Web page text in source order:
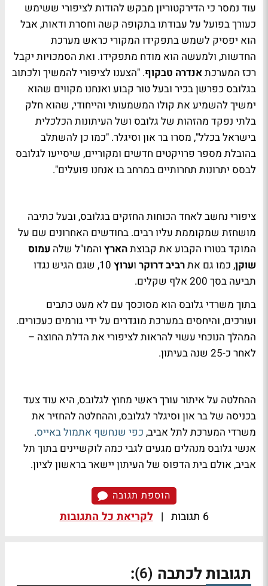
עוד נמסר כי הדירקטוריון מבקש להודות לציפורי ששימש
כעורך בפועל על עבודתו בתקופה קשה וחסרת ודאות, אבל
הוא יפסיק לשמש בתפקידו המקורי כראש מערכת
החדשות, ולמעשה הוא מודח מתפקידו. ואת הסמכויות יקבל
רכז המערכתאנדרה טבקוף. "הצענו לציפורי להמשיך ולכתוב
בגלובס כפרשן בכיר ובעל טור קבוע ואנחנו מקווים שהוא
ימשיך להשמיע את קולו המשמעותי והייחודי, שהוא חלק
בלתי נפקד מהזהות של גלובס ושל העיתונות הכלכלית
בישראל בכלל", מסרו בר און וסיגלר. "כמו כן להשתלב
בהובלת מספר פרויקטים חדשים ומקוריים, שיסייעו לגלובס
לבסס יתרונות תחרותיים במרחב בו אנחנו פועלים".
ציפורי נחשב לאחד הכוחות החזקים בגלובס, ובעל כתיבה
מושחזת שמקוממת עליו רבים. בחודשים האחרונים שם על
המוקד בטורו הקבוע את קבוצתהארץ והמו"ל שלה עמוס
שוקן, כמו גם אתרביב דרוקר וערוץ
10, שגם הגיש נגדו
תביעה בסך 200 אלף שקלים.
בתוך משרדי גלובס הוא מסוכסך עם לא מעט כתבים
ועורכים, והיחסים במערכת מוגדרים על ידי גורמים כעכורים.
המהלך הנוכחי עשוי להראות לציפורי את הדלת החוצה –
לאחר כ-25 שנה בעיתון.
ההחלטה על איתור עורך ראשי מחוץ לגלובס, היא עוד צעד
בכניסה של בר און וסיגלר לגלובס, וההחלטה להחזיר את
משרדי המערכת לתל אביב, כפי שנחשף אתמול באייס.
אנשי גלובס מנהלים מגעים לגבי כמה לוקשיינים בתוך תל
אביב, אולם בית הדפוס של העיתון יישאר בראשון לציון.
הוספת תגובה
6 תגובות | לקריאת כל התגובות
תגובות לכתבה (6)
: